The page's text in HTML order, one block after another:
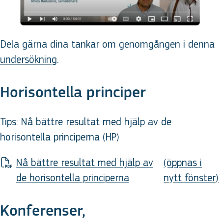
Dela gärna dina tankar om genomgången i denna
undersökning.
Horisontella principer
Tips: Nå bättre resultat med hjälp av de
horisontella principerna (HP)
Nå bättre resultat med hjälp av
de horisontella principerna
(öppnas i
nytt fönster)
Konferenser,